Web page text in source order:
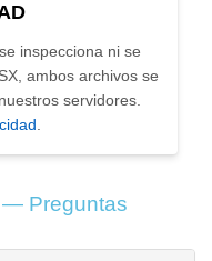
inspecciona ni se
ambos archivos se
servidores.
.
— Preguntas